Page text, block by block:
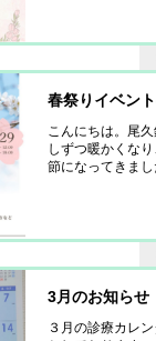
ここまで続けて
謝しております
春祭りイベン
こんにちは。尾
しずつ暖かくな
節になってきま
木 を飾り、イベ
3月のお知らせ
３月の診療カレ